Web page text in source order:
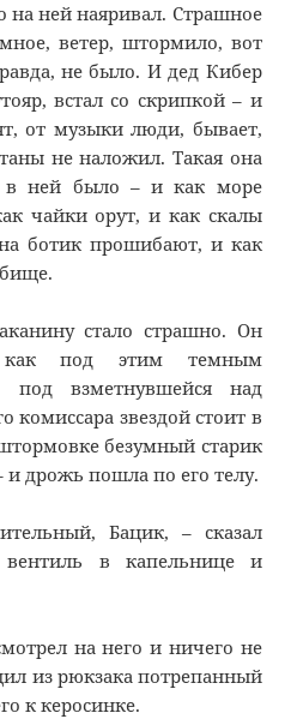
на ней наяривал. Страшное
ветер, штормило, вот
не было. И дед Кибер
встал со скрипкой – и
от музыки люди, бывает,
не наложил. Такая она
в ней было – и как море
чайки орут, и как скалы
ботик прошибают, и как
стало страшно. Он
как под этим темным
взметнувшейся над
комиссара звездой стоит в
безумный старик
и дрожь пошла по его телу.
Бацик, – сказал
вентиль в капельнице и
на него и ничего не
из рюкзака потрепанный
к керосинке.